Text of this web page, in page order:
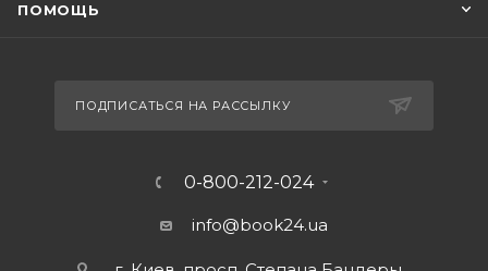
ПОМОЩЬ
ПОДПИСАТЬСЯ НА РАССЫЛКУ
0-800-212-024
info@book24.ua